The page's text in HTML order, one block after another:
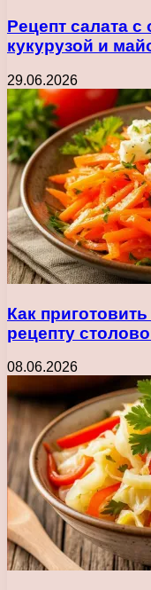
Рецепт салата
кукурузой и
29.06.2026
Как
рецепту
08.06.2026